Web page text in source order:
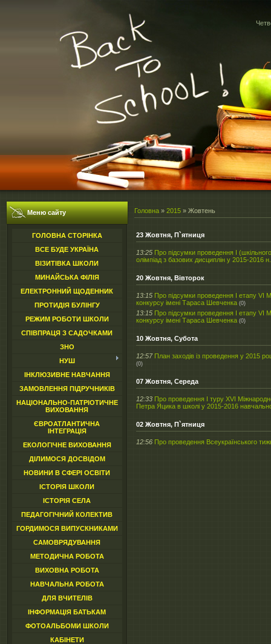
Меню сайту
ГОЛОВНА СТОРІНКА
ВСЕ БУДЕ УКРАЇНА
ВІЗИТІВКА ШКОЛИ
МИНАЙСЬКА ФІЛІЯ
ЕЛЕКТРОННИЙ ЩОДЕННИК
ПРОТИДІЯ БУЛІНГУ
РЕЖИМ РОБОТИ ШКОЛИ
СПІВПРАЦЯ З САДОЧКАМИ
ЗНО
НУШ
ІНКЛЮЗИВНЕ НАВЧАННЯ
ЗАМОВЛЕННЯ ПІДРУЧНИКІВ
НАЦІОНАЛЬНО-ПАТРІОТИЧНЕ
ВИХОВАННЯ
ЄВРОАТЛАНТИЧНА
ІНТЕГРАЦІЯ
ЕКОЛОГІЧНЕ ВИХОВАННЯ
ДІЛИМОСЯ ДОСВІДОМ
НОВИНИ В СФЕРІ ОСВІТИ
ІСТОРІЯ ШКОЛИ
ІСТОРІЯ СЕЛА
ПЕДАГОГІЧНИЙ КОЛЕКТИВ
ГОРДИМОСЯ ВИПУСКНИКАМИ
САМОВРЯДУВАННЯ
МЕТОДИЧНА РОБОТА
ВИХОВНА РОБОТА
НАВЧАЛЬНА РОБОТА
ДЛЯ ВЧИТЕЛІВ
ІНФОРМАЦІЯ БАТЬКАМ
ФОТОАЛЬБОМИ ШКОЛИ
КАБІНЕТИ
Головна » 2015 » Жовтень
23 Жовтня, П`ятниця
13:25 Про підсумки проведення І
олімпіад з базових дисциплін у 2015-2016
20 Жовтня, Вівторок
13:15 Про підсумки проведення І етапу VІ
конкурсу імені Тараса Шевченка (0)
13:15 Про підсумки проведення І етапу VІ
конкурсу імені Тараса Шевченка (0)
10 Жовтня, Субота
12:57 План заходів із проведення у 2015
(0)
07 Жовтня, Середа
12:33 Про проведення І туру ХVІ
Петра Яцика в школі у 2015-2016
02 Жовтня, П`ятниця
12:56 Про проведення Всеукраїнського